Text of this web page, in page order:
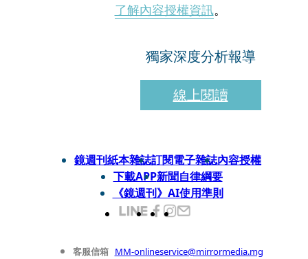
了解內容授權資訊。
獨家深度分析報導
線上閱讀
鏡週刊紙本雜誌訂閱電子雜誌內容授權
下載APP新聞自律綱要
《鏡週刊》AI使用準則
客服信箱 MM-onlineservice@mirrormedia.mg